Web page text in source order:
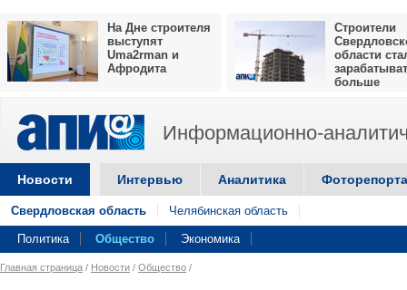
На Дне строителя
выступят
Uma2rman и
Афродита
Строители
области
больше
Информационно-
Новости Интервью Аналитика
Свердловская область Челябинская область
Политика Общество Экономика
Главная страница / Новости / Общество /